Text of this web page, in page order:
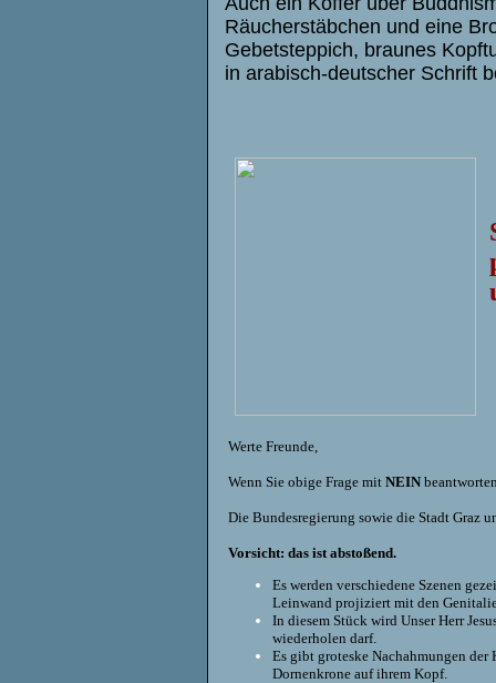
Räucherstäbchen und eine
Gebetsteppich, braunes
in arabisch-deutscher Schrift
Werte Freunde,
Wenn Sie obige Frage mit NEIN
Die Bundesregierung sowie die Stadt Graz
Vorsicht: das ist abstoßend.
Es werden verschiedene Szenen
Leinwand projiziert mit den
In diesem Stück wird Unser Herr
wiederholen darf.
Es gibt groteske Nachahmungen
Dornenkrone auf ihrem Kopf.